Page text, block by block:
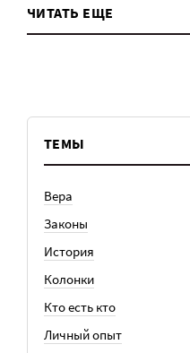
ЧИТАТЬ ЕЩЕ
ТЕМЫ
Вера
Законы
История
Колонки
Кто есть кто
Личный опыт